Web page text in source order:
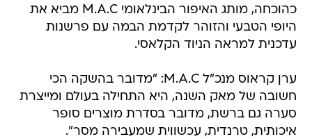
כהוכחה, מותג האיפור הבינלאומי M.A.C מביא את
היופי הטבעי והזוהר לקדמת הבמה עם פרשנות
עדכנית למראה הניוד הקלאסי.
ערן קראוס מנכ"ל M.A.C: "מדובר בהשקה הכי
חשובה של מאק השנה, היא התחילה בעולם ומייצרת
סערה גם ברשת, מדובר בסדרת מוצרים סופר
איכותית, טרנדית, עכשווית שמעבירה מסר".